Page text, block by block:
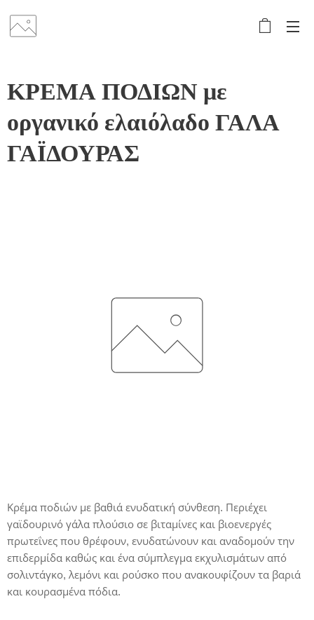
ΚΡΕΜΑ ΠΟΔΙΩΝ με
οργανικό ελαιόλαδο ΓΑΛΑ
ΓΑΪΔΟΥΡΑΣ
Κρέμα ποδιών με βαθιά ενυδατική σύνθεση. Περιέχει
γαϊδουρινό γάλα πλούσιο σε βιταμίνες και βιοενεργές
πρωτεΐνες που θρέφουν, ενυδατώνουν και αναδομούν την
επιδερμίδα καθώς και ένα σύμπλεγμα εκχυλισμάτων από
σολιντάγκο, λεμόνι και ρούσκο που ανακουφίζουν τα βαριά
και κουρασμένα πόδια.